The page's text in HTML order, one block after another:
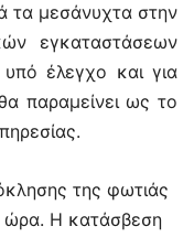
τα μεσάνυχτα στην
εγκαταστάσεων
έλεγχο και για
παραμείνει ως το
της φωτιάς
ώρα. Η κατάσβεση